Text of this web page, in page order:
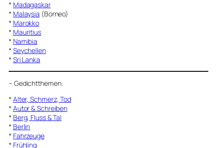
* Madagaskar
* Malaysia (Borneo)
* Marokko
* Mauritius
* Namibia
* Seychellen
* Sri Lanka
– Gedichtthemen:
* Alter, Schmerz, Tod
* Autor & Schreiben
* Berg, Fluss & Tal
* Berlin
* Fahrzeuge
* Frühling